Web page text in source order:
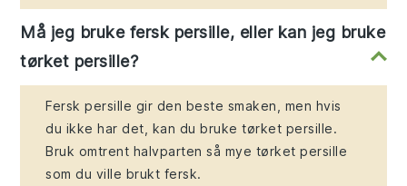
Må jeg bruke fersk persille, eller kan jeg bruke
tørket persille?
Fersk persille gir den beste smaken, men hvis
du ikke har det, kan du bruke tørket persille.
Bruk omtrent halvparten så mye tørket persille
som du ville brukt fersk.